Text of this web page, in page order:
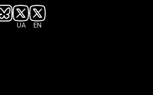
UA EN